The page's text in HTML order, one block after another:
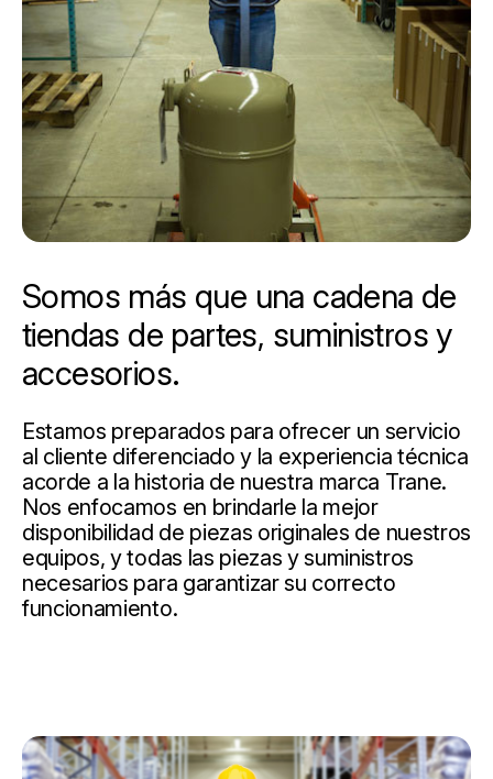
Somos más que una cadena de
tiendas de partes, suministros y
accesorios.
Estamos preparados para ofrecer un servicio
al cliente diferenciado y la experiencia técnica
acorde a la historia de nuestra marca Trane.
Nos enfocamos en brindarle la mejor
disponibilidad de piezas originales de nuestros
equipos, y todas las piezas y suministros
necesarios para garantizar su correcto
funcionamiento.